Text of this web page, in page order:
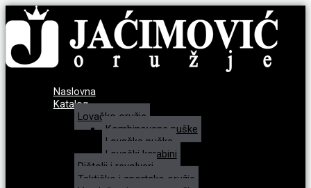
Naslovna
Katalog
Lovačko oružje
Kombinovane puške
Lovačke puške
Lovački karabini
Pištolji i revolveri
Taktičko i sportsko oružje